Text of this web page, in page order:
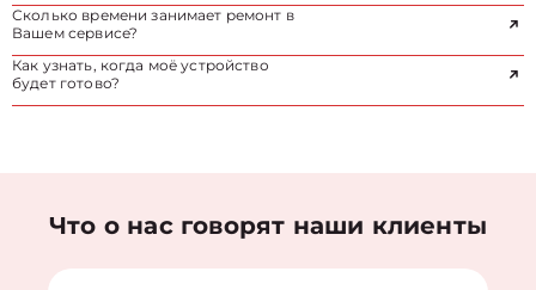
Сколько времени занимает ремонт в
Вашем сервисе?
Как узнать, когда моё устройство
будет готово?
Что о нас говорят наши клиенты